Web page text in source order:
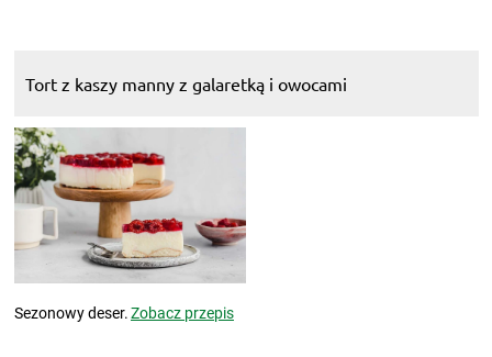
Tort z kaszy manny z galaretką i owocami
Sezonowy deser.Zobacz przepis